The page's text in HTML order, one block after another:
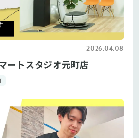
2026.04.08
ートスタジオ元町店